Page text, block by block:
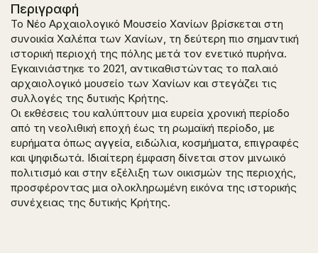
Περιγραφή
Το Νέο Αρχαιολογικό Μουσείο Χανίων βρίσκεται στη
συνοικία Χαλέπα των Χανίων, τη δεύτερη πιο σημαντική
ιστορική περιοχή της πόλης μετά τον ενετικό πυρήνα.
Εγκαινιάστηκε το 2021, αντικαθιστώντας το παλαιό
αρχαιολογικό μουσείο των Χανίων και στεγάζει τις
συλλογές της δυτικής Κρήτης.
Οι εκθέσεις του καλύπτουν μια ευρεία χρονική περίοδο
από τη νεολιθική εποχή έως τη ρωμαϊκή περίοδο, με
ευρήματα όπως αγγεία, ειδώλια, κοσμήματα, επιγραφές
και ψηφιδωτά. Ιδιαίτερη έμφαση δίνεται στον μινωικό
πολιτισμό και στην εξέλιξη των οικισμών της περιοχής,
προσφέροντας μια ολοκληρωμένη εικόνα της ιστορικής
συνέχειας της δυτικής Κρήτης.